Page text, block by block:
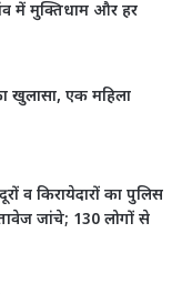
में मुक्तिधाम और हर
खुलासा, एक महिला
व किरायेदारों का पुलिस
जांचे; 130 लोगों से